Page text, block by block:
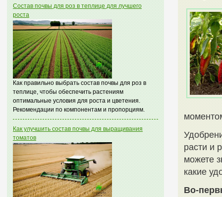
Состав почвы для роз в теплице для лучшего
роста
Как правильно выбрать состав почвы для роз в
теплице, чтобы обеспечить растениям
оптимальные условия для роста и цветения.
Рекомендации по компонентам и пропорциям.
Как улучшить состав почвы для выращивания
томатов
расти и
можете
какие
Во-